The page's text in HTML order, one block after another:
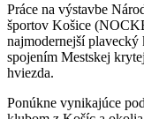
Práce na výstavbe
športov Košice
najmodernejší
spojením Mestskej
hviezda.
Ponúkne vynikajúce